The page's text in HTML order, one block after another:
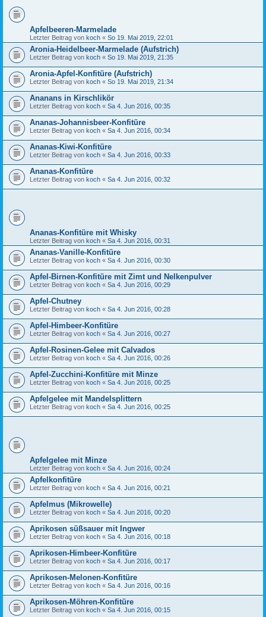
Apfelbeeren-Marmelade
Letzter Beitrag von koch « So 19. Mai 2019, 22:01
Aronia-Heidelbeer-Marmelade (Aufstrich)
Letzter Beitrag von koch « So 19. Mai 2019, 21:35
Aronia-Apfel-Konfitüre (Aufstrich)
Letzter Beitrag von koch « So 19. Mai 2019, 21:34
Ananans in Kirschlikör
Letzter Beitrag von koch « Sa 4. Jun 2016, 00:35
Ananas-Johannisbeer-Konfitüre
Letzter Beitrag von koch « Sa 4. Jun 2016, 00:34
Ananas-Kiwi-Konfitüre
Letzter Beitrag von koch « Sa 4. Jun 2016, 00:33
Ananas-Konfitüre
Letzter Beitrag von koch « Sa 4. Jun 2016, 00:32
Ananas-Konfitüre mit Whisky
Letzter Beitrag von koch « Sa 4. Jun 2016, 00:31
Ananas-Vanille-Konfitüre
Letzter Beitrag von koch « Sa 4. Jun 2016, 00:30
Apfel-Birnen-Konfitüre mit Zimt und Nelkenpulver
Letzter Beitrag von koch « Sa 4. Jun 2016, 00:29
Apfel-Chutney
Letzter Beitrag von koch « Sa 4. Jun 2016, 00:28
Apfel-Himbeer-Konfitüre
Letzter Beitrag von koch « Sa 4. Jun 2016, 00:27
Apfel-Rosinen-Gelee mit Calvados
Letzter Beitrag von koch « Sa 4. Jun 2016, 00:26
Apfel-Zucchini-Konfitüre mit Minze
Letzter Beitrag von koch « Sa 4. Jun 2016, 00:25
Apfelgelee mit Mandelsplittern
Letzter Beitrag von koch « Sa 4. Jun 2016, 00:25
Apfelgelee mit Minze
Letzter Beitrag von koch « Sa 4. Jun 2016, 00:24
Apfelkonfitüre
Letzter Beitrag von koch « Sa 4. Jun 2016, 00:21
Apfelmus (Mikrowelle)
Letzter Beitrag von koch « Sa 4. Jun 2016, 00:20
Aprikosen süßsauer mit Ingwer
Letzter Beitrag von koch « Sa 4. Jun 2016, 00:18
Aprikosen-Himbeer-Konfitüre
Letzter Beitrag von koch « Sa 4. Jun 2016, 00:17
Aprikosen-Melonen-Konfitüre
Letzter Beitrag von koch « Sa 4. Jun 2016, 00:16
Aprikosen-Möhren-Konfitüre
Letzter Beitrag von koch « Sa 4. Jun 2016, 00:15